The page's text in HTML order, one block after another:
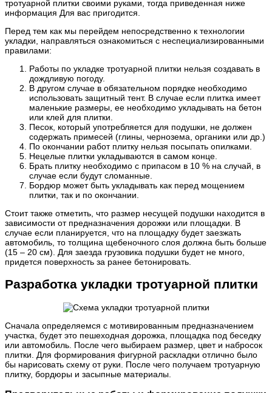
тротуарной плитки своими руками, тогда приведенная ниже
информация Для вас пригодится.
Перед тем как мы перейдем непосредственно к технологии
укладки, направляться ознакомиться с неспециализированными
правилами:
Работы по укладке тротуарной плитки нельзя создавать в
дождливую погоду.
В другом случае в обязательном порядке необходимо
использовать защитный тент. В случае если плитка имеет
маленькие размеры, ее необходимо укладывать на бетон
или клей для плитки.
Песок, который употребляется для подушки, не должен
содержать примесей (глины, чернозема, органики или др.)
По окончании работ плитку нельзя посыпать опилками.
Нецелые плитки укладываются в самом конце.
Брать плитку необходимо с припасом в 10 % на случай, в
случае если будут сломанные.
Бордюр может быть укладывать как перед мощением
плитки, так и по окончании.
Стоит также отметить, что размер несущей подушки находится в
зависимости от предназначения дорожки или площадки. В
случае если планируется, что на площадку будет заезжать
автомобиль, то толщина щебеночного слоя должна быть больше
(15 – 20 см). Для заезда грузовика подушки будет не много,
придется поверхность за ранее бетонировать.
Разработка укладки тротуарной плитки
Сначала определяемся с мотивированным предназначением
участка, будет это пешеходная дорожка, площадка под беседку
или автомобиль. После чего выбираем размер, цвет и набросок
плитки. Для формирования фигурной раскладки отлично было
бы нарисовать схему от руки. После чего получаем тротуарную
плитку, бордюры и засыпные материалы.